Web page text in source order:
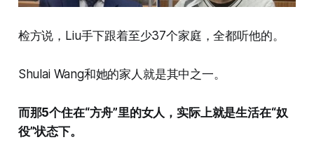
检方说，Liu手下跟着至少37个家庭，全都听他的。
Shulai Wang和她的家人就是其中之一。
而那5个住在“方舟”里的女人，实际上就是生活在“奴
役”状态下。